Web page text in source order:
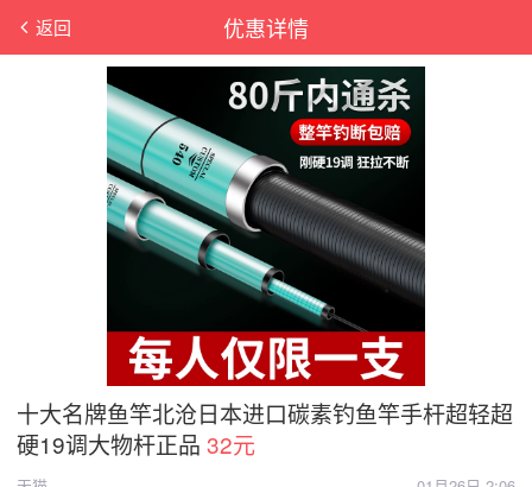
优惠详情
返回
十大名牌鱼竿北沧日本进口碳素钓鱼竿手杆超轻超
硬19调大物杆正品 32元